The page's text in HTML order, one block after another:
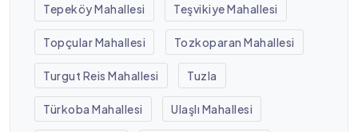
Tepeköy Mahallesi Teşvikiye Mahallesi
Topçular Mahallesi Tozkoparan Mahallesi
Turgut Reis Mahallesi Tuzla
Türkoba Mahallesi Ulaşlı Mahallesi